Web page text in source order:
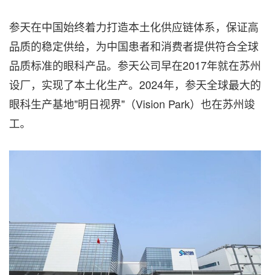
参天在中国始终着力打造本土化供应链体系，保证高
品质的稳定供给，为中国患者和消费者提供符合全球
品质标准的眼科产品。参天公司早在2017年就在苏州
设厂，实现了本土化生产。2024年，参天全球最大的
眼科生产基地"明日视界"（Vision Park）也在苏州竣
工。